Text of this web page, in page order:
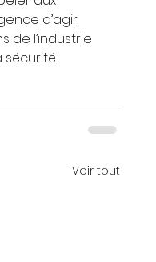
d’agir
de l’industrie
sécurité
Voir tout